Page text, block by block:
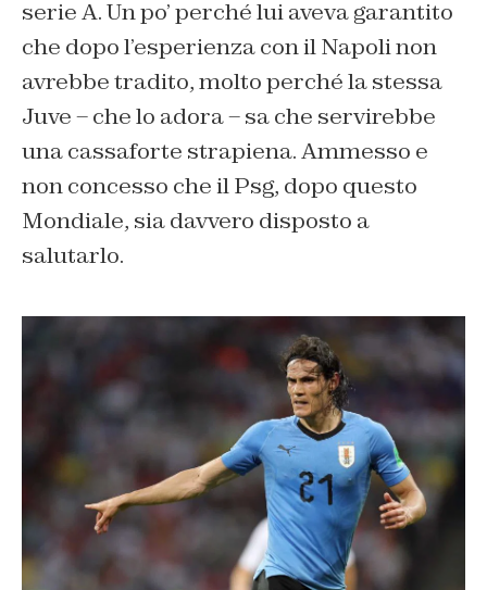
serie A. Un po’ perché lui aveva garantito
che dopo l’esperienza con il Napoli non
avrebbe tradito, molto perché la stessa
Juve – che lo adora – sa che servirebbe
una cassaforte strapiena. Ammesso e
non concesso che il Psg, dopo questo
Mondiale, sia davvero disposto a
salutarlo.